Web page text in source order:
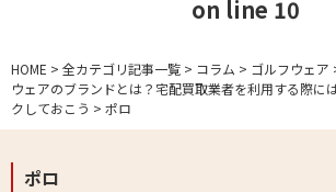
on line 10
HOME > 全カテゴリ記事一覧 > コラム > ゴルフウェア
ウェアのブランドとは？宅配買取業者を利用する際に
クしておこう > ポロ
ポロ